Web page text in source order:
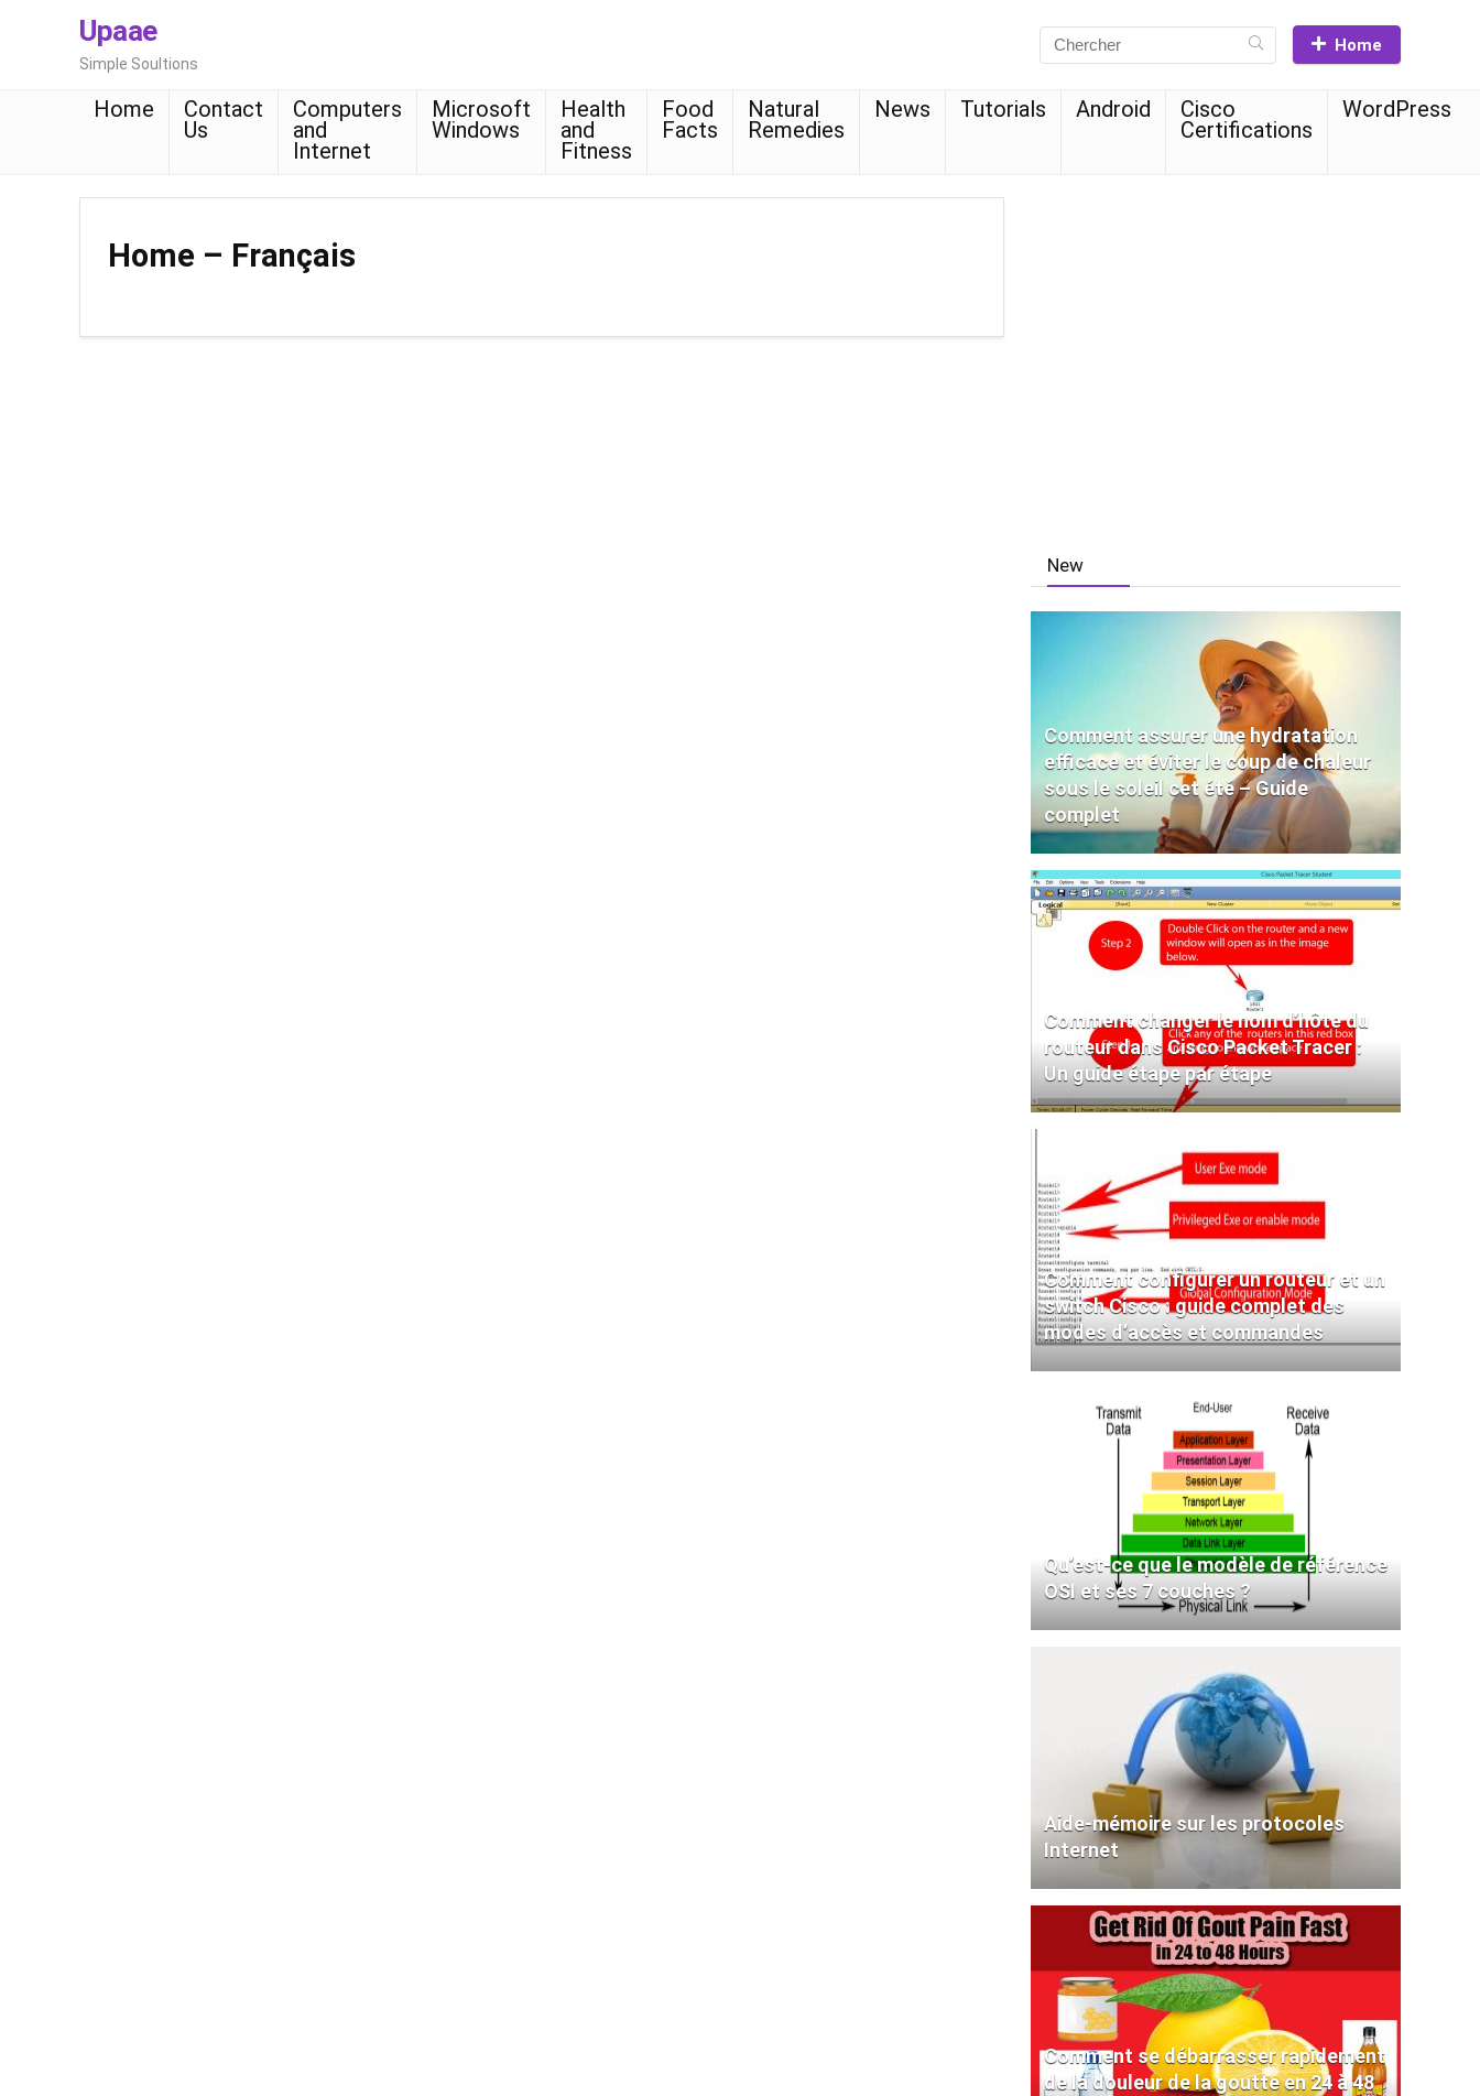
Upaae
Simple Soultions
Home
Home Contact
Us
Computers
and
Internet
Microsoft
Windows
Health
and
Fitness
Food
Facts
Natural
Remedies
News Tutorials Android Cisco
Certifications
WordPress
Home – Français
New
Comment assurer une hydratation
efficace et éviter le coup de chaleur
sous le soleil cet été – Guide
complet
Comment changer le nom d’hôte du
routeur dans Cisco Packet Tracer :
Un guide étape par étape
Comment configurer un routeur et un
switch Cisco : guide complet des
modes d’accès et commandes
Qu’est-ce que le modèle de référence
OSI et ses 7 couches ?
Aide-mémoire sur les protocoles
Internet
Comment se débarrasser rapidement
de la douleur de la goutte en 24 à 48